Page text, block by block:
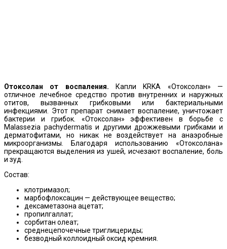
Отоксолан от воспаления. Капли KRKA «Отоксолан» —
отличное лечебное средство против внутренних и наружных
отитов, вызванных грибковыми или бактериальными
инфекциями. Этот препарат снимает воспаление, уничтожает
бактерии и грибок. «Отоксолан» эффективен в борьбе с
Malassezia pachydermatis и другими дрожжевыми грибками и
дерматофитами, но никак не воздействует на анаэробные
микроорганизмы. Благодаря использованию «Отоксолана»
прекращаются выделения из ушей, исчезают воспаление, боль
и зуд.
Состав:
клотримазол;
марбофлоксацин — действующее вещество;
дексаметазона ацетат;
пропилгаллат;
сорбитан олеат;
среднецепочечные триглицериды;
безводный коллоидный оксид кремния.